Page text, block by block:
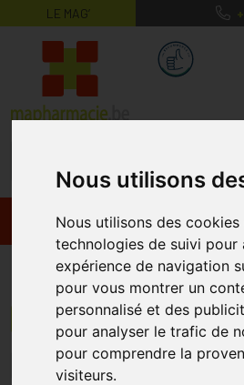
Nous utilisons
Nous utilisons des
technologies de suivi pour
expérience de navigation
pour vous montrer un
personnalisé et des
pour analyser le trafic de
pour comprendre la
visiteurs.
LE MAG’
Promos
Menu/Filtres
10 13